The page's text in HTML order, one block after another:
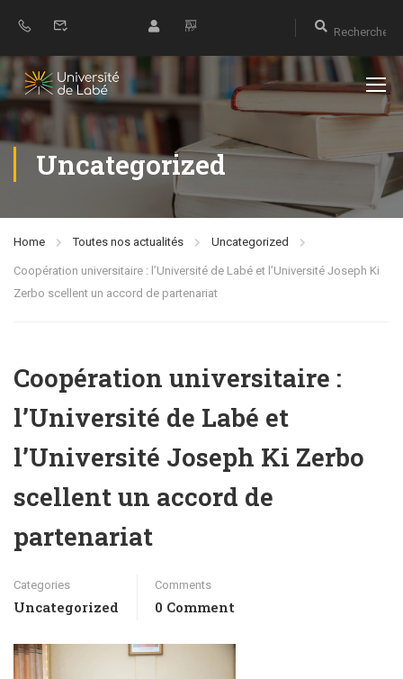
Uncategorized
Home Toutes nos actualités Uncategorized
Coopération universitaire : l’Université de Labé et l’Université Joseph Ki
Zerbo scellent un accord de partenariat
Coopération universitaire :
l’Université de Labé et
l’Université Joseph Ki Zerbo
scellent un accord de
partenariat
Categories
Uncategorized
Comments
0 Comment